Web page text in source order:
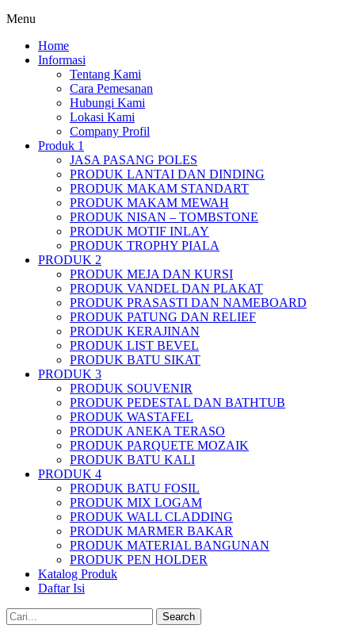
Menu
Home
Informasi
Tentang Kami
Cara Pemesanan
Hubungi Kami
Lokasi Kami
Company Profil
Produk 1
JASA PASANG POLES
PRODUK LANTAI DAN DINDING
PRODUK MAKAM STANDART
PRODUK MAKAM MEWAH
PRODUK NISAN – TOMBSTONE
PRODUK MOTIF INLAY
PRODUK TROPHY PIALA
PRODUK 2
PRODUK MEJA DAN KURSI
PRODUK VANDEL DAN PLAKAT
PRODUK PRASASTI DAN NAMEBOARD
PRODUK PATUNG DAN RELIEF
PRODUK KERAJINAN
PRODUK LIST BEVEL
PRODUK BATU SIKAT
PRODUK 3
PRODUK SOUVENIR
PRODUK PEDESTAL DAN BATHTUB
PRODUK WASTAFEL
PRODUK ANEKA TERASO
PRODUK PARQUETE MOZAIK
PRODUK BATU KALI
PRODUK 4
PRODUK BATU FOSIL
PRODUK MIX LOGAM
PRODUK WALL CLADDING
PRODUK MARMER BAKAR
PRODUK MATERIAL BANGUNAN
PRODUK PEN HOLDER
Katalog Produk
Daftar Isi
Search